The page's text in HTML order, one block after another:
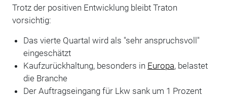
Trotz der positiven Entwicklung bleibt Traton
vorsichtig:
Das vierte Quartal wird als "sehr anspruchsvoll"
eingeschätzt
Kaufzurückhaltung, besonders in Europa, belastet
die Branche
Der Auftragseingang für Lkw sank um 1 Prozent